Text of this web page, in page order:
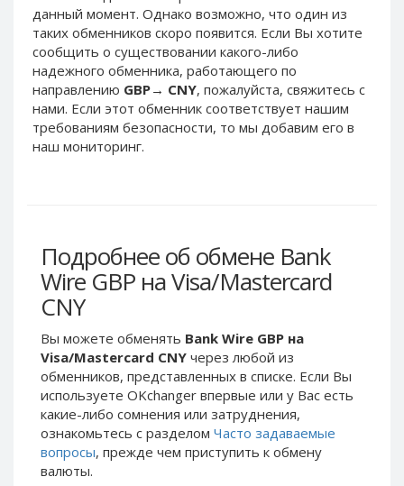
данный момент. Однако возможно, что один из
таких обменников скоро появится. Если Вы хотите
сообщить о существовании какого-либо
надежного обменника, работающего по
направлению GBP→ CNY, пожалуйста, свяжитесь с
нами. Если этот обменник соответствует нашим
требованиям безопасности, то мы добавим его в
наш мониторинг.
Подробнее об обмене Bank
Wire GBP на Visa/Mastercard
CNY
Вы можете обменять Bank Wire GBP на
Visa/Mastercard CNY через любой из
обменников, представленных в списке. Если Вы
используете OKchanger впервые или у Вас есть
какие-либо сомнения или затруднения,
ознакомьтесь с разделом Часто задаваемые
вопросы, прежде чем приступить к обмену
валюты.
PayPal MYR
Webmoney WMZ
Webmoney WMR
Webmoney WME
Webmoney WMU
Webmoney WMK
Skril EUR
Skril INR
Skril PLN
Skril GBP
Skril AUD
Skril NOK
Skril SEK
Paxum USD
Paxum EUR
PayPal MYR
Webmoney WMZ
Webmoney WMR
Webmoney WME
Webmoney WMU
Webmoney WMK
Skril EUR
Skril INR
Skril GBP
Skril AUD
Skril NOK
Skril SEK
Paxum USD